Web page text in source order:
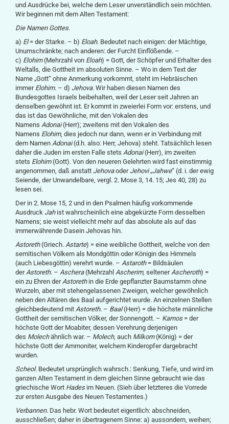
und Ausdrücke bei, welche dem Leser unverständlich sein möchten.
Wir beginnen mit dem Alten Testament:
Die Namen Gottes.
a) El= der Starke. – b) Eloah. Bedeutet nach einigen: der Mächtige,
Unumschränkte; nach anderen: der Furcht Einflößende. –
c) Elohim(Mehrzahl von Eloah) = Gott, der Schöpfer und Erhalter des
Weltalls, die Gottheit im absoluten Sinne. – Wo in dem Text der
Name „Gott“ ohne Anmerkung vorkommt, steht im Hebräischen
immer Elohim. – d) Jehova. Wir haben diesen Namen des
Bundesgottes Israels beibehalten, weil der Leser seit Jahren an
denselben gewöhnt ist. Er kommt in zweierlei Form vor: erstens, und
das ist das Gewöhnliche, mit den Vokalen des
Namens Adonai(Herr); zweitens mit den Vokalen des
Namens Elohim, dies jedoch nur dann, wenn er in Verbindung mit
dem Namen Adonai(d.h. also: Herr, Jehova) steht. Tatsächlich lesen
daher die Juden im ersten Falle stets Adonai(Herr), im zweiten
stets Elohim(Gott). Von den neueren Gelehrten wird fast einstimmig
angenommen, daß anstatt Jehovaoder Jehovi„Jahwe“ (d. i. der ewig
Seiende, der Unwandelbare, vergl. 2. Mose 3, 14. 15; Jes 40, 28) zu
lesen sei.
Der in 2. Mose 15, 2 und in den Psalmen häufig vorkommende
Ausdruck Jahist wahrscheinlich eine abgekürzte Form desselben
Namens; sie weist vielleicht mehr auf das absolute als auf das
immerwährende Dasein Jehovas hin.
Astoreth(Griech. Astarte) = eine weibliche Gottheit, welche von den
semitischen Völkern als Mondgöttin oder Königin des Himmels
(auch Liebesgöttin) verehrt wurde. – Astaroth= Bildsäulen
derAstoreth. – Aschera(Mehrzahl Ascherim, seltenerAscheroth) =
ein zu Ehren derAstorethin die Erde gepflanzter Baumstamm ohne
Wurzeln, aber mit stehengelassenen Zweigen, welcher gewöhnlich
neben den Altären des Baal aufgerichtet wurde. An einzelnen Stellen
gleichbedeutend mit Astoreth. – Baal(Herr) = die höchste männliche
Gottheit der semitischen Völker, der Sonnengott. – Kamos= der
höchste Gott der Moabiter, dessen Verehrung derjenigen
des Molechähnlich war. – Molech, auch Milkom(König) = der
höchste Gott der Ammoniter, welchem Kinderopfer dargebracht
wurden.
Scheol. Bedeutet ursprünglich wahrsch.: Senkung, Tiefe, und wird im
ganzen Alten Testament in dem gleichen Sinne gebraucht wie das
griechische Wort Hadesim Neuen. (Sieh über letzteres die Vorrede
zur ersten Ausgabe des Neuen Testamentes.)
Verbannen. Das hebr. Wort bedeutet eigentlich: abschneiden,
ausschließen; daher in übertragenem Sinne: a) aussondern, weihen;